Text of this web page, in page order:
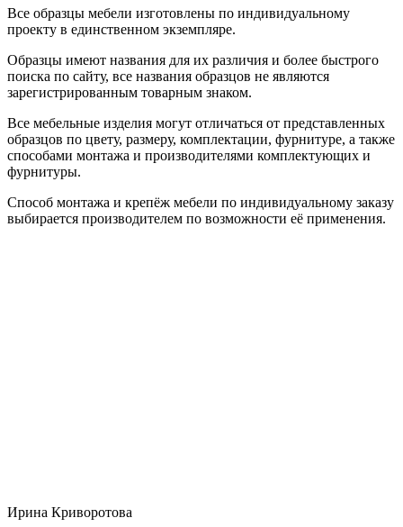
Все образцы мебели изготовлены по индивидуальному
проекту в единственном экземпляре.
Образцы имеют названия для их различия и более быстрого
поиска по сайту, все названия образцов не являются
зарегистрированным товарным знаком.
Все мебельные изделия могут отличаться от представленных
образцов по цвету, размеру, комплектации, фурнитуре, а также
способами монтажа и производителями комплектующих и
фурнитуры.
Способ монтажа и крепёж мебели по индивидуальному заказу
выбирается производителем по возможности её применения.
Ирина Криворотова